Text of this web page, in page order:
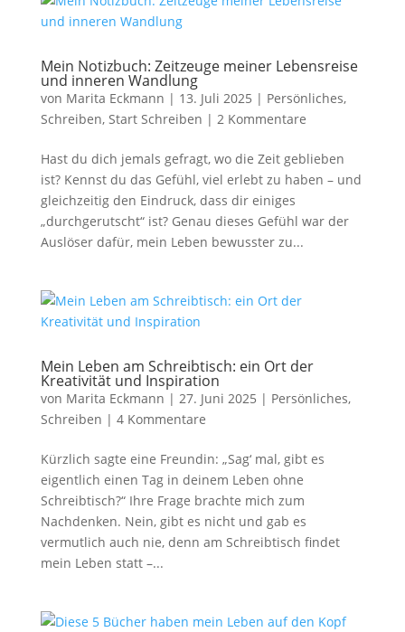
Mein Notizbuch: Zeitzeuge meiner Lebensreise
und inneren Wandlung
von Marita Eckmann | 13. Juli 2025 | Persönliches,
Schreiben, Start Schreiben | 2 Kommentare
Hast du dich jemals gefragt, wo die Zeit geblieben
ist? Kennst du das Gefühl, viel erlebt zu haben – und
gleichzeitig den Eindruck, dass dir einiges
„durchgerutscht“ ist? Genau dieses Gefühl war der
Auslöser dafür, mein Leben bewusster zu...
Mein Leben am Schreibtisch: ein Ort der
Kreativität und Inspiration
von Marita Eckmann | 27. Juni 2025 | Persönliches,
Schreiben | 4 Kommentare
Kürzlich sagte eine Freundin: „Sag‘ mal, gibt es
eigentlich einen Tag in deinem Leben ohne
Schreibtisch?“ Ihre Frage brachte mich zum
Nachdenken. Nein, gibt es nicht und gab es
vermutlich auch nie, denn am Schreibtisch findet
mein Leben statt –...